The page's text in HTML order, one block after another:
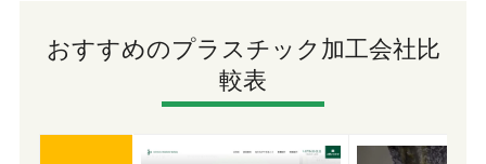
おすすめのプラスチック加工会社比
較表